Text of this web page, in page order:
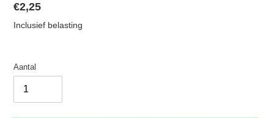
Normale
prijs
€2,25
Inclusief belasting
Aantal